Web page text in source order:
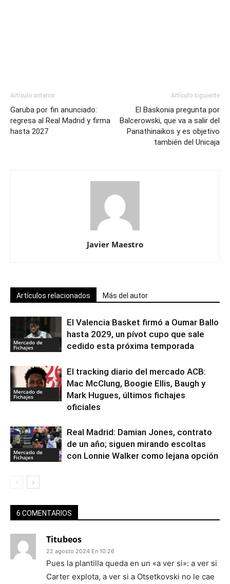
Artículo anterior
Garuba por fin anunciado:
regresa al Real Madrid y firma
hasta 2027
Artículo siguiente
El Baskonia pregunta por
Balcerowski, que va a salir del
Panathinaikos y es objetivo
también del Unicaja
Javier Maestro
Artículos relacionados Más del autor
Mercado de
Fichajes
El Valencia Basket firmó a Oumar Ballo
hasta 2029, un pívot cupo que sale
cedido esta próxima temporada
Mercado de
Fichajes
El tracking diario del mercado ACB:
Mac McClung, Boogie Ellis, Baugh y
Mark Hugues, últimos fichajes
oficiales
Mercado de
Fichajes
Real Madrid: Damian Jones, contrato
de un año; siguen mirando escoltas
con Lonnie Walker como lejana opción
6 COMENTARIOS
Titubeos
22 agosto 2024 En 10:26
Pues la plantilla queda en un «a ver si»: a ver si
Carter explota, a ver si a Otsetkovski no le cae